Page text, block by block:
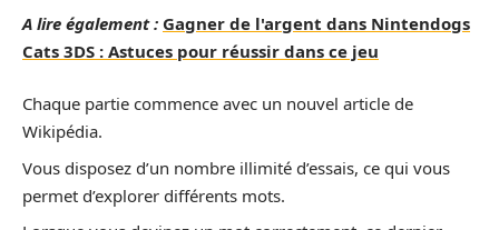
A lire également : Gagner de l'argent dans Nintendogs
Cats 3DS : Astuces pour réussir dans ce jeu
Chaque partie commence avec un nouvel article de
Wikipédia.
Vous disposez d’un nombre illimité d’essais, ce qui vous
permet d’explorer différents mots.